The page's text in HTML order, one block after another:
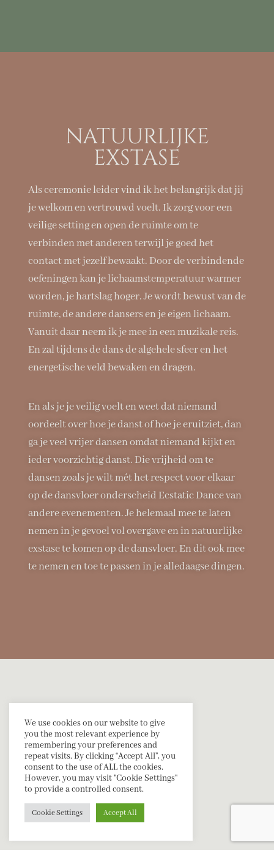
NATUURLIJKE
EXSTASE
Als ceremonie leider vind ik het belangrijk dat jij
je welkom en vertrouwd voelt. Ik zorg voor een
veilige setting en open de ruimte om te
verbinden met anderen terwijl je goed het
contact met jezelf bewaakt. Door de verbindende
oefeningen kan je lichaamstemperatuur warmer
worden, je hartslag hoger. Je wordt bewust van de
ruimte, de andere dansers en je eigen lichaam.
Vanuit daar neem ik je mee in een muzikale reis.
En zal tijdens de dans de algehele sfeer en het
energetische veld bewaken en dragen.
En als je je veilig voelt en weet dat niemand
oordeelt over hoe je danst of hoe je eruitziet, dan
ga je veel vrijer dansen omdat niemand kijkt en
ieder voorzichtig danst. Die vrijheid om te
dansen zoals je wilt mét het respect voor elkaar
op de dansvloer onderscheid Ecstatic Dance van
andere evenementen. Je helemaal mee te laten
nemen in je gevoel vol overgave en in natuurlijke
exstase te komen op de dansvloer. En dit ook mee
te nemen en toe te passen in je alledaagse dingen.
GALLERIJ
We use cookies on our website to give
you the most relevant experience by
remembering your preferences and
repeat visits. By clicking “Accept All”, you
consent to the use of ALL the cookies.
However, you may visit "Cookie Settings"
to provide a controlled consent.
Cookie Settings Accept All